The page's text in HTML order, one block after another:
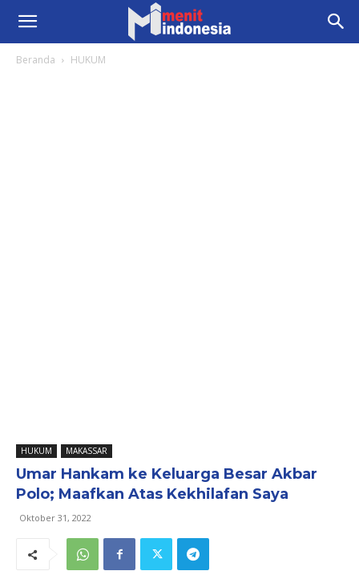
Beranda HUKUM
HUKUM MAKASSAR
Umar Hankam ke Keluarga Besar Akbar
Polo; Maafkan Atas Kekhilafan Saya
Oktober 31, 2022